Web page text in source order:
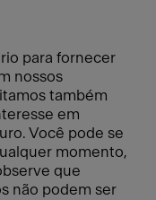
para fornecer
nossos
também
em
Você pode se
momento,
que
não podem ser